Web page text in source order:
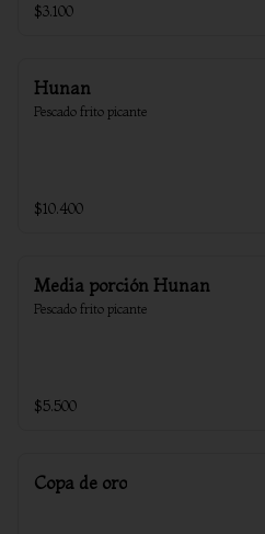
$3.100
Hunan
Pescado frito picante
$10.400
Media porción Hunan
Pescado frito picante
$5.500
Copa de oro